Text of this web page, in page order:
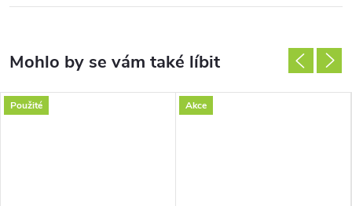
Použité Akce